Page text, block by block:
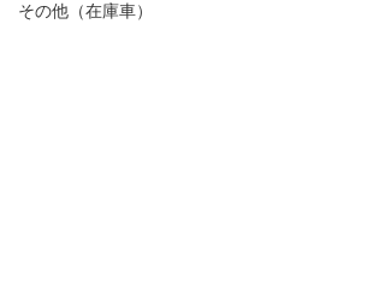
その他（在庫車）